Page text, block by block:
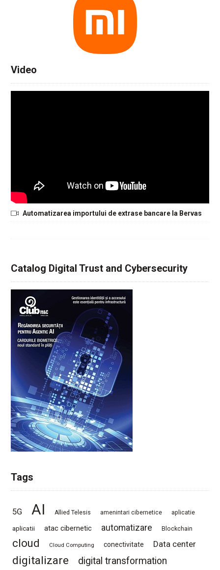
Video
Automatizarea importului de extrase bancare la Bervas
Catalog Digital Trust and Cybersecurity
Tags
5G AI Allied Telesis amenintari cibernetice aplicatie
aplicatii atac cibernetic automatizare Blockchain
cloud Cloud Computing conectivitate Data center
digitalizare digital transformation